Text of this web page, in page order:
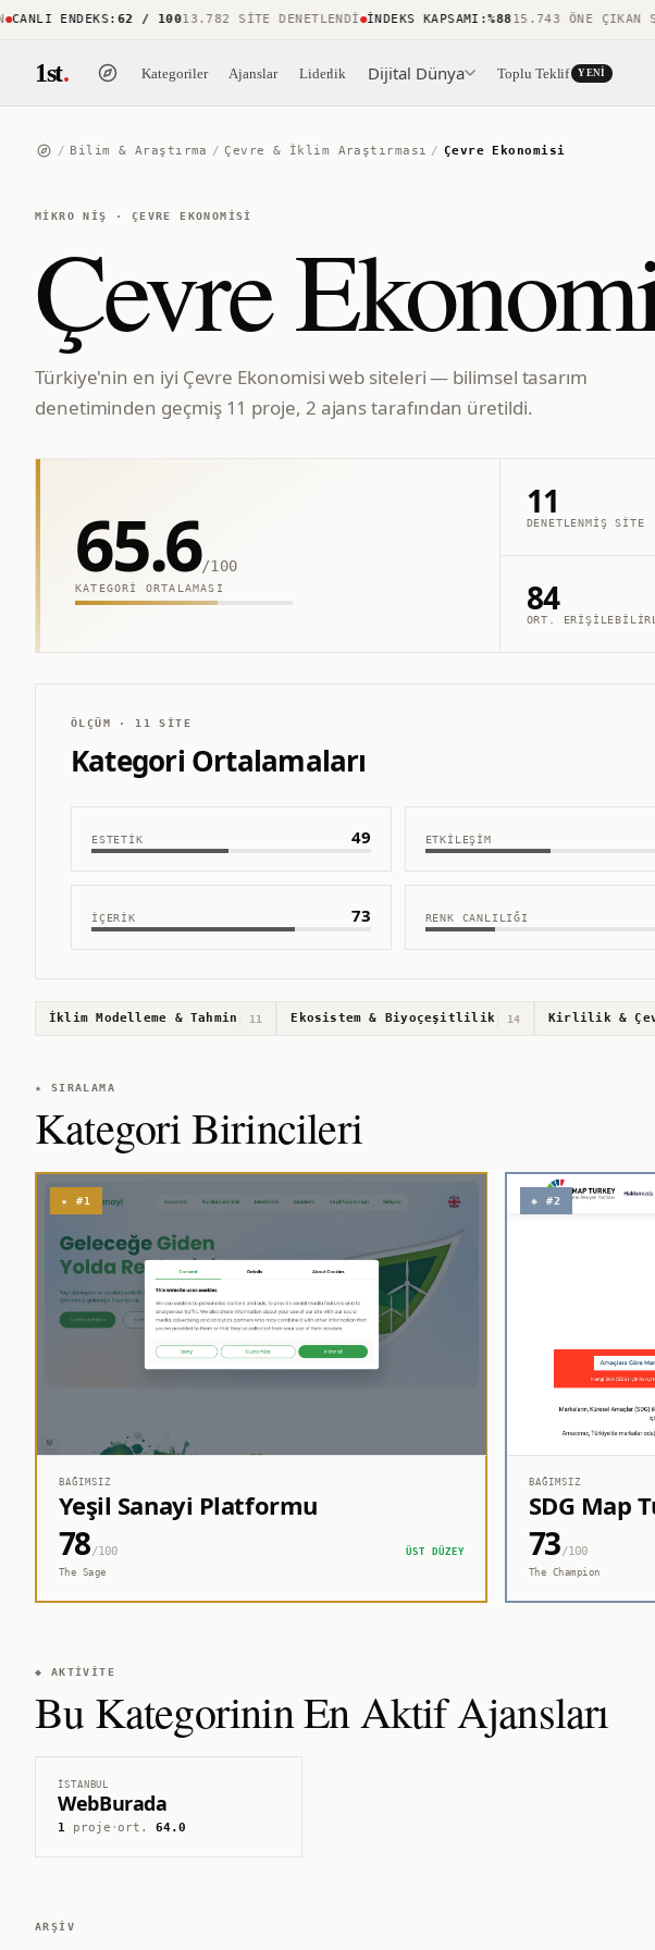
ENDEKS:62 / 100 13.782 SITE DENETLENDI İNDEKS KAPSAMI:%8815.743 ÖNE ÇIKAN
1st. Kategoriler Ajanslar Liderlik Dijital Dünya Toplu Teklif YENI
/ Bilim & Araştırma / Çevre & İklim Araştırması / Çevre Ekonomisi
MIKRO NIŞ · ÇEVRE EKONOMISI
Çevre
Türkiye'nin en iyi Çevre Ekonomisi web siteleri — bilimsel tasarım
denetiminden geçmiş 11 proje, 2 ajans tarafından üretildi.
65.6/100
KATEGORI ORTALAMASI
11
DENETLENMIŞ SITE
84
ORT.
ÖLÇÜM · 11 SITE
Kategori Ortalamaları
ESTETIK 49 ETKILEŞIM
İÇERIK 73 RENK CANLILIĞI
İklim Modelleme & Tahmin 11 Ekosistem & Biyoçeşitlilik 14 Kirlilik &
★ SIRALAMA
Kategori Birincileri
★ #1
BAĞIMSIZ
Yeşil Sanayi Platformu
78/100
ÜST DÜZEY
The Sage
◈ #2
BAĞIMSIZ
SDG Map
73/100
The Champion
◆ AKTIVITE
Bu Kategorinin En Aktif Ajansları
İSTANBUL
WebBurada
1proje ·ort.64.0
ARŞIV